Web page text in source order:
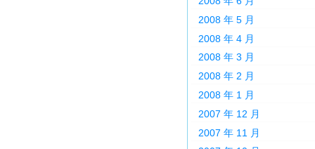
2008 年 5 月
2008 年 4 月
2008 年 3 月
2008 年 2 月
2008 年 1 月
2007 年 12 月
2007 年 11 月